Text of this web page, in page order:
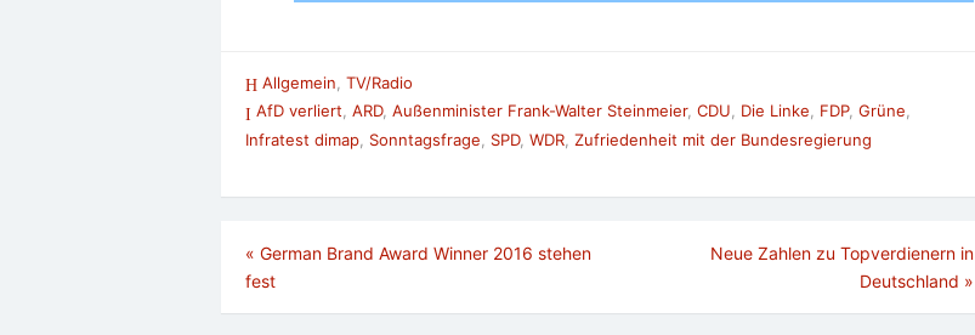
Allgemein TV/Radio
AfD verliert, ARD, Außenminister Frank-Walter Steinmeier, CDU, Die Linke, FDP, Grüne,
Infratest dimap Sonntagsfrage SPD, WDR Zufriedenheit mit der Bundesregierung
Beitragsnavigation
« German Brand Award Winner 2016 stehen
fest
Neue Zahlen zu Topverdienern in
Deutschland »